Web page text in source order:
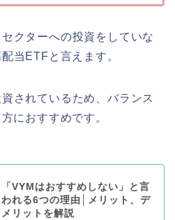
クターへの投資をしていな
当ETFと言えます。
されているため、バランス
におすすめです。
「VYMはおすすめしない」と言
われる6つの理由│メリット、デ
メリットを解説